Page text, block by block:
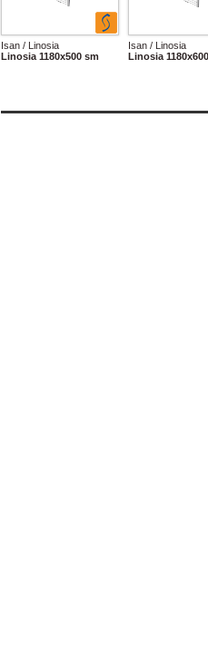
Isan / Linosia
Linosia 1180x500 sm
Isan / Linosia
Linosia